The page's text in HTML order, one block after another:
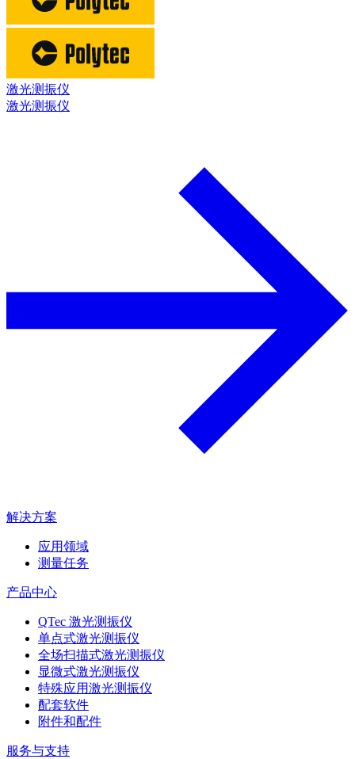
激光测振仪
激光测振仪
解决方案
应用领域
测量任务
产品中心
QTec 激光测振仪
单点式激光测振仪
全场扫描式激光测振仪
显微式激光测振仪
特殊应用激光测振仪
配套软件
附件和配件
服务与支持